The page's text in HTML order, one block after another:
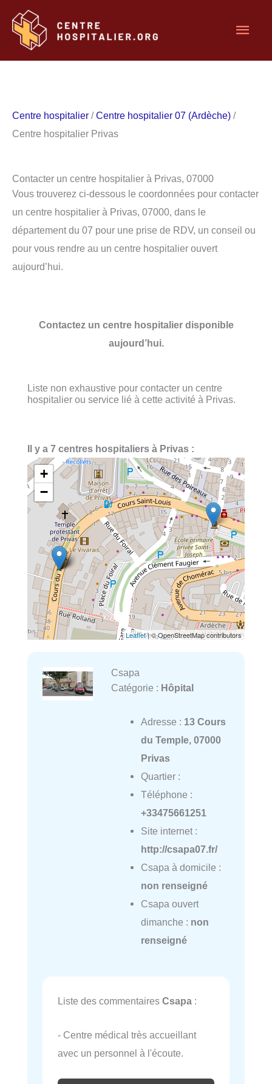
contenu
Centre hospitalier /Centre hospitalier 07 (Ardèche) /
Centre hospitalier Privas
Contacter un centre hospitalier à Privas, 07000
Vous trouverez ci-dessous le coordonnées pour contacter
un centre hospitalier à Privas, 07000, dans le
département du 07 pour une prise de RDV, un conseil ou
pour vous rendre au un centre hospitalier ouvert
aujourd’hui.
Contactez un centre hospitalier disponible
aujourd’hui.
Liste non exhaustive pour contacter un centre
hospitalier ou service lié à cette activité à Privas.
Il y a 7 centres hospitaliers à Privas :
+
−
Leaflet| © OpenStreetMap contributors
Csapa
Catégorie : Hôpital
Adresse : 13 Cours
du Temple, 07000
Privas
Quartier :
Téléphone :
+33475661251
Site internet :
http://csapa07.fr/
Csapa à domicile :
non renseigné
Csapa ouvert
dimanche : non
renseigné
Liste des commentaires Csapa :
- Centre médical très accueillant
avec un personnel à l'écoute.